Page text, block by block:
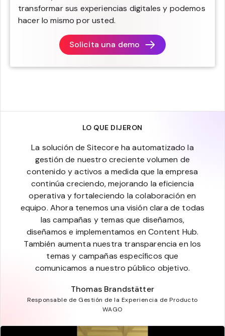
transformar sus experiencias digitales y podemos
hacer lo mismo por usted.
Solicita una demo
LO QUE DIJERON
La solución de Sitecore ha automatizado la
gestión de nuestro creciente volumen de
contenido y activos a medida que la empresa
continúa creciendo, mejorando la eficiencia
operativa y fortaleciendo la colaboración en
equipo. Ahora tenemos una visión clara de todas
las campañas y temas que diseñamos,
diseñamos e implementamos en Content Hub.
También aumenta nuestra transparencia en los
temas y campañas específicos que
comunicamos a nuestro público objetivo.
Thomas Brandstätter
Responsable de Gestión de la Experiencia de Producto
WAGO